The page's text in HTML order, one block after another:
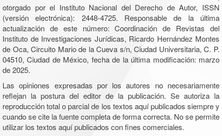
otorgado por el Instituto Nacional del Derecho de Autor, ISSN
(versión electrónica): 2448-4725. Responsable de la última
actualización de este número: Coordinación de Revistas del
Instituto de Investigaciones Jurídicas, Ricardo Hernández Montes
de Oca, Circuito Mario de la Cueva s/n, Ciudad Universitaria, C. P.
04510, Ciudad de México, fecha de la última modificación: marzo
de 2025.
Las opiniones expresadas por los autores no necesariamente
reflejan la postura del editor de la publicación. Se autoriza la
reproducción total o parcial de los textos aquí publicados siempre y
cuando se cite la fuente completa de forma correcta. No se permite
utilizar los textos aquí publicados con fines comerciales.